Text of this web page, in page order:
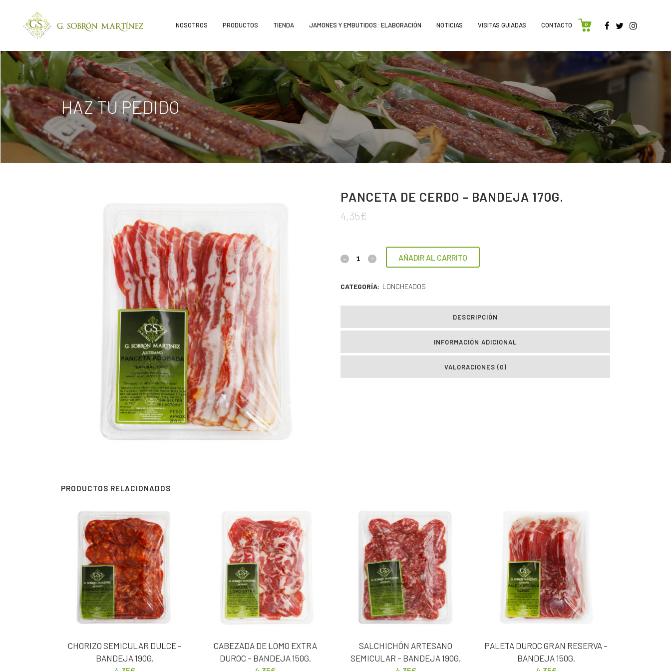
0
NOSOTROS PRODUCTOS TIENDA JAMONES Y EMBUTIDOS: ELABORACIÓN NOTICIAS VISITAS GUIADAS CONTACTO
HAZ TU PEDIDO
PANCETA DE CERDO – BANDEJA 170G.
4,35€
AÑADIR AL CARRITO
CATEGORÍA: LONCHEADOS
DESCRIPCIÓN
INFORMACIÓN ADICIONAL
VALORACIONES (0)
PRODUCTOS RELACIONADOS
CHORIZO SEMICULAR DULCE –
BANDEJA 190G.
CABEZADA DE LOMO EXTRA
DUROC – BANDEJA 150G.
SALCHICHÓN ARTESANO
SEMICULAR – BANDEJA 190G.
PALETA DUROC GRAN RESERVA –
BANDEJA 150G.